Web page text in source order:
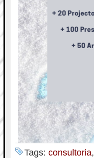
Tags: consultoria,